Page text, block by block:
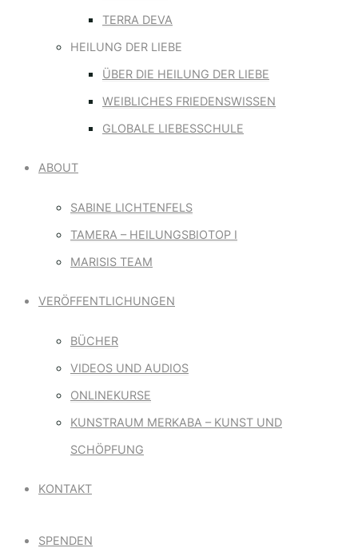
TERRA DEVA
HEILUNG DER LIEBE
ÜBER DIE HEILUNG DER LIEBE
WEIBLICHES FRIEDENSWISSEN
GLOBALE LIEBESSCHULE
ABOUT
SABINE LICHTENFELS
TAMERA – HEILUNGSBIOTOP I
MARISIS TEAM
VERÖFFENTLICHUNGEN
BÜCHER
VIDEOS UND AUDIOS
ONLINEKURSE
KUNSTRAUM MERKABA – KUNST UND
SCHÖPFUNG
KONTAKT
SPENDEN